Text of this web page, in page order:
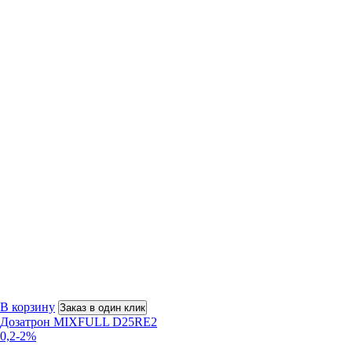
В корзину Заказ в один клик
Дозатрон MIXFULL D25RE2
0,2-2%